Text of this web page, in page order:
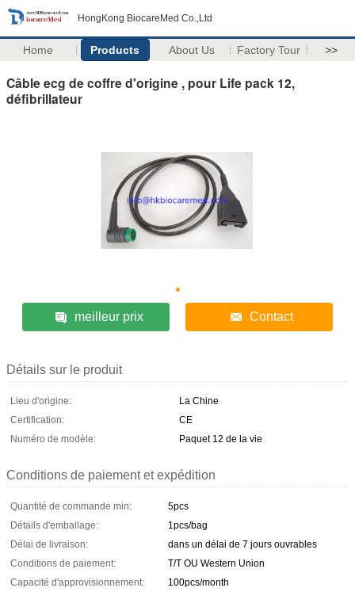
HongKong BiocareMed Co.,Ltd
Home Products About Us Factory Tour >>
Câble ecg de coffre d'origine , pour Life pack 12,
défibrillateur
meilleur prix Contact
Détails sur le produit
Lieu d'origine:
La Chine
Certification:
CE
Numéro de modèle:
Paquet 12 de la vie
Conditions de paiement et expédition
Quantité de commande min:
5pcs
Détails d'emballage:
1pcs/bag
Délai de livraison:
dans un délai de 7 jours ouvrables
Conditions de paiement:
T/T OU Western Union
Capacité d'approvisionnement:
100pcs/month